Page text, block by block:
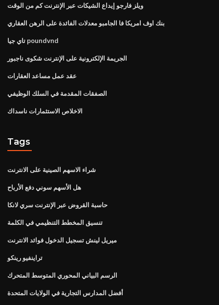
ويلز فارجو إيداع الشيكات عبر الإنترنت كم من الوقت
بنك اوف امريكا فا الجامبو معدلات الفائدة على الرهن العقاري
تاي جيا poundvnd
الجريمة الإلكترونية على الإنترنت شكوى ناجبور
عقد عمل مساعد العقارات
الصفقات المقدمة في السلك الوظيفي
الاخلاص الاستثمارات ناسداك
Tags
شراء الاسهم الصينية على الانترنت
هل الأسهم سوني دفع الأرباح
حاسبة القروض عبر الإنترنت سري لانكا
تنسيق المخطط التنظيمي في الكلمة
ميريل لينش تسجيل الدخول فوائد الانترنت
تراينفيو رينكو
الرسم البياني المحوري المتوسط ​​المتحرك
أفضل المدارس التجارية في الولايات المتحدة